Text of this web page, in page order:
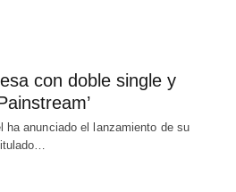
con doble single y
ha anunciado el lanzamiento de su